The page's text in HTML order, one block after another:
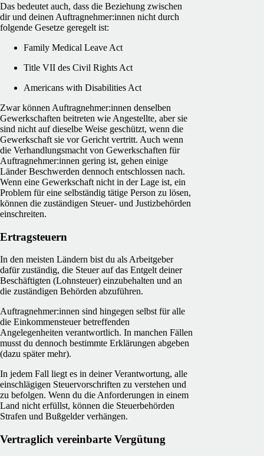
Das bedeutet auch, dass die Beziehung zwischen
dir und deinen Auftragnehmer:innen nicht durch
folgende Gesetze geregelt ist:
Family Medical Leave Act
Title VII des Civil Rights Act
Americans with Disabilities Act
Zwar können Auftragnehmer:innen denselben
Gewerkschaften beitreten wie Angestellte, aber sie
sind nicht auf dieselbe Weise geschützt, wenn die
Gewerkschaft sie vor Gericht vertritt. Auch wenn
die Verhandlungsmacht von Gewerkschaften für
Auftragnehmer:innen gering ist, gehen einige
Länder Beschwerden dennoch entschlossen nach.
Wenn eine Gewerkschaft nicht in der Lage ist, ein
Problem für eine selbständig tätige Person zu lösen,
können die zuständigen Steuer- und Justizbehörden
einschreiten.
Ertragsteuern
In den meisten Ländern bist du als Arbeitgeber
dafür zuständig, die Steuer auf das Entgelt deiner
Beschäftigten (Lohnsteuer) einzubehalten und an
die zuständigen Behörden abzuführen.
Auftragnehmer:innen sind hingegen selbst für alle
die Einkommensteuer betreffenden
Angelegenheiten verantwortlich. In manchen Fällen
musst du dennoch bestimmte Erklärungen abgeben
(dazu später mehr).
In jedem Fall liegt es in deiner Verantwortung, alle
einschlägigen Steuervorschriften zu verstehen und
zu befolgen. Wenn du die Anforderungen in einem
Land nicht erfüllst, können die Steuerbehörden
Strafen und Bußgelder verhängen.
Vertraglich vereinbarte Vergütung